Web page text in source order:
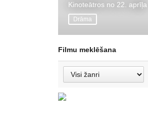
Kinoteātros no 22. aprīļa
Drāma
Filmu meklēšana